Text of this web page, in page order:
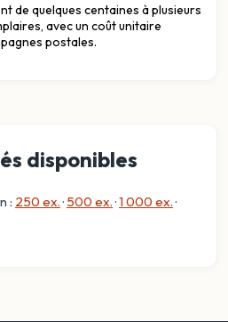
de quelques centaines à plusieurs
avec un coût unitaire
postales.
disponibles
: 250 ex.· 500 ex.·1 000 ex.·